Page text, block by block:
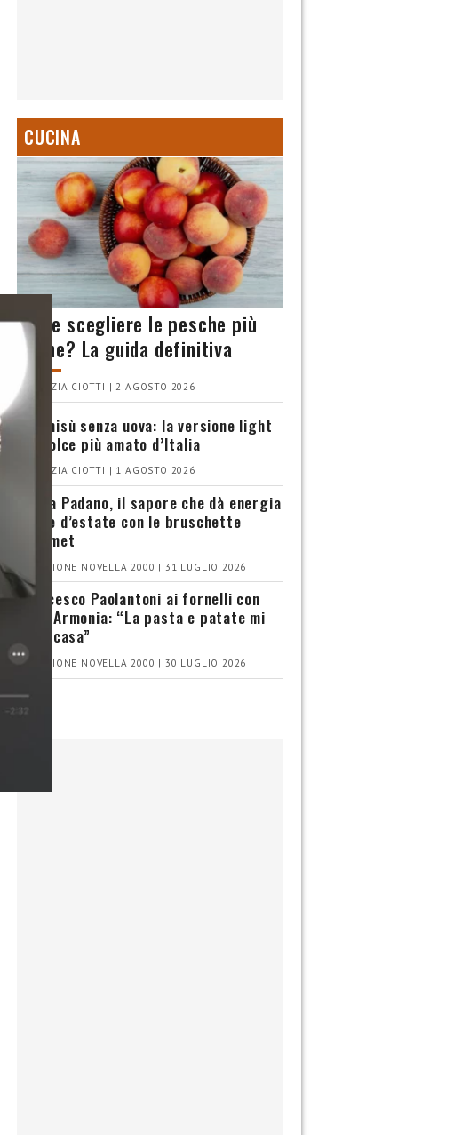
CUCINA
Come scegliere le pesche più
buone? La guida definitiva
LUCREZIA CIOTTI | 2 AGOSTO 2026
Tiramisù senza uova: la versione light
del dolce più amato d’Italia
LUCREZIA CIOTTI | 1 AGOSTO 2026
Grana Padano, il sapore che dà energia
anche d’estate con le bruschette
gourmet
REDAZIONE NOVELLA 2000 | 31 LUGLIO 2026
Francesco Paolantoni ai fornelli con
Chef Armonia: “La pasta e patate mi
sa di casa”
REDAZIONE NOVELLA 2000 | 30 LUGLIO 2026